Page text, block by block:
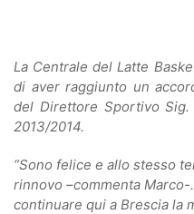
La Centrale del Latte
di aver raggiunto un
del Direttore Sportivo
2013/2014.
“Sono felice e allo stesso
rinnovo –commenta
continuare qui a Brescia la